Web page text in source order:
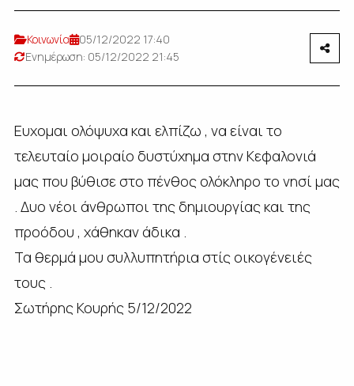
Κοινωνία
05/12/2022 17:40
Ενημέρωση: 05/12/2022 21:45
Ευχομαι ολόψυχα και ελπίζω , να είναι το
τελευταίο μοιραίο δυστύχημα στην Κεφαλονιά
μας που βύθισε στο πένθος ολόκληρο το νησί μας
. Δυο νέοι άνθρωποι της δημιουργίας και της
προόδου , χάθηκαν άδικα .
Τα θερμά μου συλλυπητήρια στίς οικογένειές
τους .
Σωτήρης Κουρής 5/12/2022